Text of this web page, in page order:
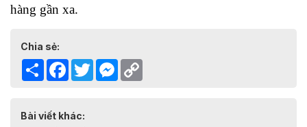
hàng gần xa.
Chia sẻ:
Share Facebook
TwitterMessenger
Bài viết khác: